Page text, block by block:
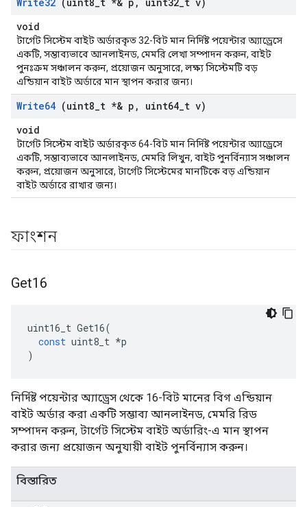
void
টার্গেট সিস্টেম বাইট অর্ডারকৃত 32-বিট মান নির্দিষ্ট পয়েন্টার অ্যাড্রেসে
একটি, সম্ভাব্যভাবে আনলাইনড, মেমরি লেখা সম্পাদন করুন, বাইট
পুনঃক্রম সঞ্চালন করুন, প্রয়োজন অনুসারে, লক্ষ্য সিস্টেমটি বড়
এন্ডিয়ান বাইট অর্ডারে মান স্থাপন করার জন্য।
Write64 (uint8 t *& p , uint64 t v)
void
টার্গেট সিস্টেম বাইট অর্ডারকৃত 64-বিট মান নির্দিষ্ট পয়েন্টার অ্যাড্রেসে
একটি, সম্ভাব্যভাবে আনলাইনড, মেমরি লিখুন, বাইট পুনর্বিন্যাস সঞ্চালন
করুন, প্রয়োজন অনুসারে, টার্গেট সিস্টেমের মানটিকে বড় এন্ডিয়ান
বাইট অর্ডারে রাখার জন্য।
ফাংশন
Get16
uint16_t Get16(
const uint8_t *p
)
নির্দিষ্ট পয়েন্টার অ্যাড্রেস থেকে 16-বিট মানের বিগ এন্ডিয়ান
বাইট অর্ডার করা একটি সম্ভাব্য আনলাইনড, মেমরি রিড
সম্পাদন করুন, টার্গেট সিস্টেম বাইট অর্ডারিং-এ মান স্থাপন
করার জন্য প্রয়োজন অনুযায়ী বাইট পুনর্বিন্যাস করুন।
বিস্তারিত